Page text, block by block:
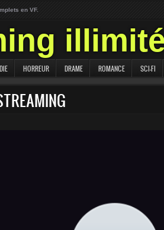
en VF.
HORREUR DRAME ROMANCE SCI-FI